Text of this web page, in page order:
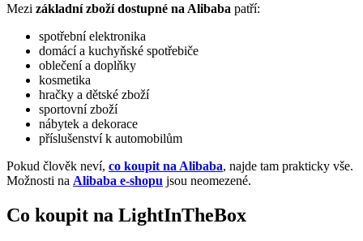
Mezi základní zboží dostupné na Alibaba patří:
spotřební elektronika
domácí a kuchyňské spotřebiče
oblečení a doplňky
kosmetika
hračky a dětské zboží
sportovní zboží
nábytek a dekorace
příslušenství k automobilům
Pokud člověk neví, co koupit na Alibaba, najde tam prakticky vše.
Možnosti na Alibaba e-shopu jsou neomezené.
Co koupit na LightInTheBox